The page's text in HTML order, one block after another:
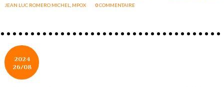
JEAN LUC ROMERO MICHEL
MPOX 0COMMENTAIRE
2024
26/08